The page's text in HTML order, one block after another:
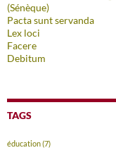
(Sénèque)
Pacta sunt servanda
Lex loci
Facere
Debitum
TAGS
éducation(7)